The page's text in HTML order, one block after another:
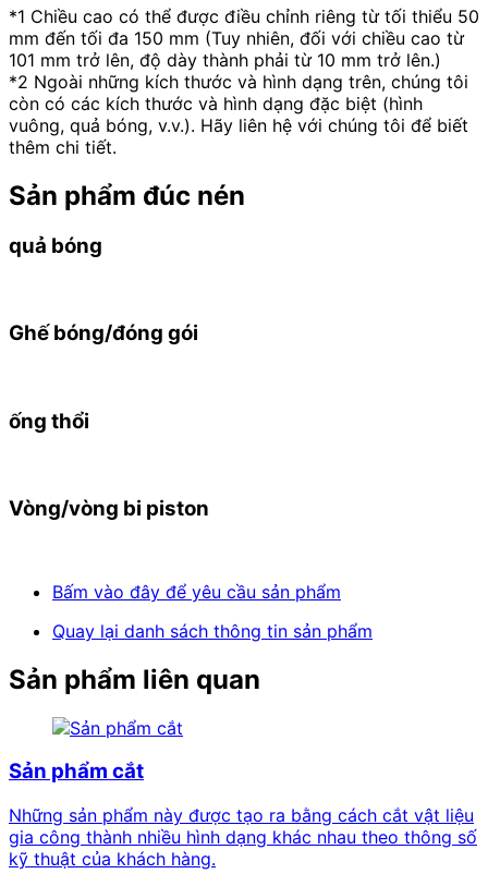
*1 Chiều cao có thể được điều chỉnh riêng từ tối thiểu 50
mm đến tối đa 150 mm (Tuy nhiên, đối với chiều cao từ
101 mm trở lên, độ dày thành phải từ 10 mm trở lên.)
*2 Ngoài những kích thước và hình dạng trên, chúng tôi
còn có các kích thước và hình dạng đặc biệt (hình
vuông, quả bóng, v.v.). Hãy liên hệ với chúng tôi để biết
thêm chi tiết.
Sản phẩm đúc nén
quả bóng
Ghế bóng/đóng gói
ống thổi
Vòng/vòng bi piston
Bấm vào đây để yêu cầu sản phẩm
Quay lại danh sách thông tin sản phẩm
Sản phẩm liên quan
Sản phẩm cắt
Những sản phẩm này được tạo ra bằng cách cắt vật liệu
gia công thành nhiều hình dạng khác nhau theo thông số
kỹ thuật của khách hàng.